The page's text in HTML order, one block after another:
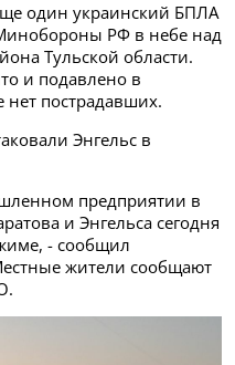
один украинский БПЛА
РФ в небе над
Тульской области.
и подавлено в
нет пострадавших.
Энгельс в
предприятии в
и Энгельса сегодня
- сообщил
жители сообщают